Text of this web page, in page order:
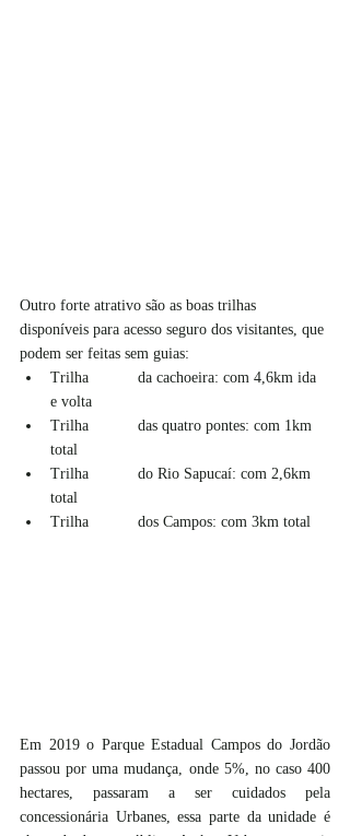
Outro forte atrativo são as boas trilhas
disponíveis para acesso seguro dos visitantes, que
podem ser feitas sem guias:
Trilha 	da cachoeira: com 4,6km ida
e volta
Trilha 	das quatro pontes: com 1km
total
Trilha 	do Rio Sapucaí: com 2,6km
total
Trilha 	dos Campos: com 3km total
Em 2019 o Parque Estadual Campos do Jordão
passou por uma mudança, onde 5%, no caso 400
hectares, passaram a ser cuidados pela
concessionária Urbanes, essa parte da unidade é